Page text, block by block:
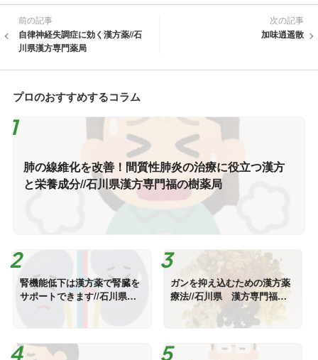
前の記事
自律神経失調症に効く漢方薬//石
川県漢方専門薬局
次の記事
加味逍遥散
プロのおすすめするコラム
肺の線維化を改善！間質性肺炎の治療に役立つ漢方
と栄養成分//石川県漢方専門福の樹薬局
腎機能低下は漢方薬で腎臓を
サポートできます//石川県漢
ガンを抑え込むための漢方薬
療法//石川県 漢方専門福の